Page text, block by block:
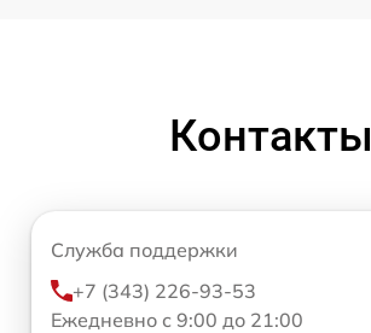
Контакты
Служба поддержки
+7 (343) 226-93-53
Ежедневно с 9:00 до 21:00